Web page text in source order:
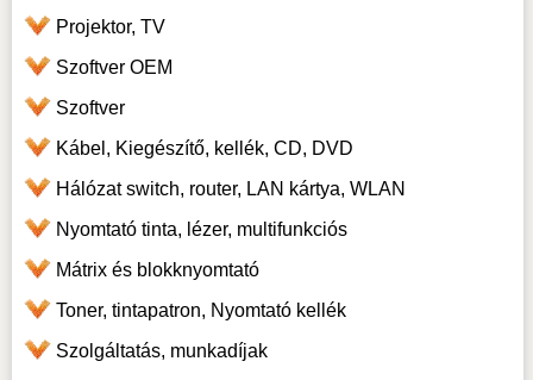
Projektor, TV
Szoftver OEM
Szoftver
Kábel, Kiegészítő, kellék, CD, DVD
Hálózat switch, router, LAN kártya, WLAN
Nyomtató tinta, lézer, multifunkciós
Mátrix és blokknyomtató
Toner, tintapatron, Nyomtató kellék
Szolgáltatás, munkadíjak